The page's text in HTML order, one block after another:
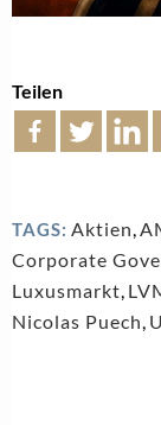
Teilen
TAGS: Aktien,
Corporate
Luxusmarkt,
Nicolas Puech,